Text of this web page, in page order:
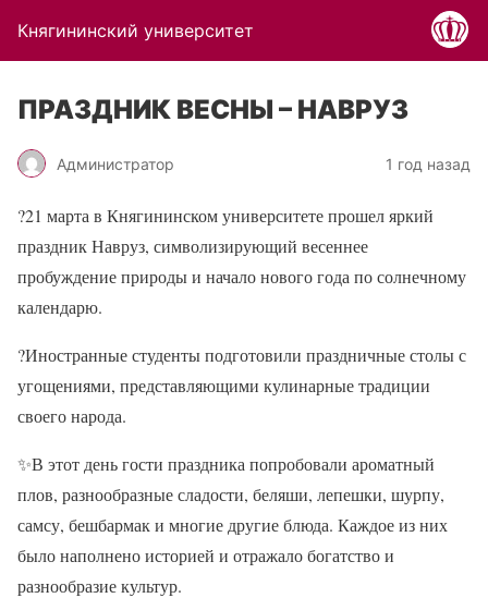
Княгининский университет
ПРАЗДНИК ВЕСНЫ – НАВРУЗ
Администратор 1 год назад
?21 марта в Княгининском университете прошел яркий
праздник Навруз, символизирующий весеннее
пробуждение природы и начало нового года по солнечному
календарю.
?Иностранные студенты подготовили праздничные столы с
угощениями, представляющими кулинарные традиции
своего народа.
✨В этот день гости праздника попробовали ароматный
плов, разнообразные сладости, беляши, лепешки, шурпу,
самсу, бешбармак и многие другие блюда. Каждое из них
было наполнено историей и отражало богатство и
разнообразие культур.